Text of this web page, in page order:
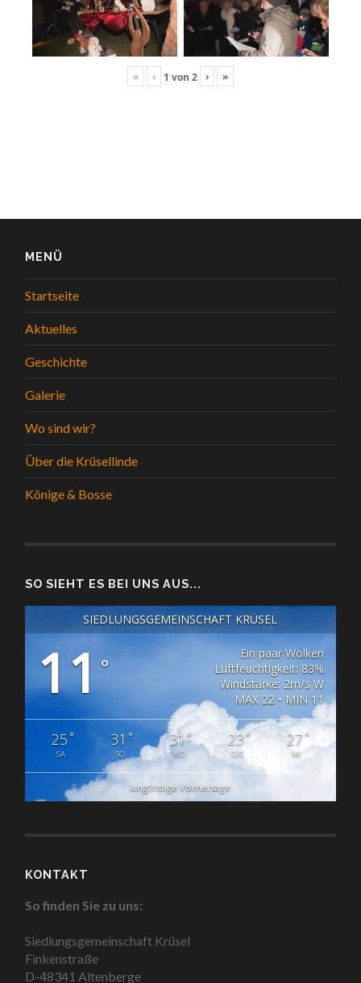
« ‹ 1 von 2 › »
MENÜ
Startseite
Aktuelles
Geschichte
Galerie
Wo sind wir?
Über die Krüsellinde
Könige & Bosse
SO SIEHT ES BEI UNS AUS...
SIEDLUNGSGEMEINSCHAFT KRÜSEL
11°
Ein paar Wolken
Luftfeuchtigkeit: 83%
Windstärke: 2m/s W
MAX 22 • MIN 11
25°
SA
31 °
SO
31°
MO
23°
DIE
27°
MI
langfristige Vorhersage
KONTAKT
So finden Sie zu uns:
Siedlungsgemeinschaft Krüsel
Finkenstraße
D-48341 Altenberge